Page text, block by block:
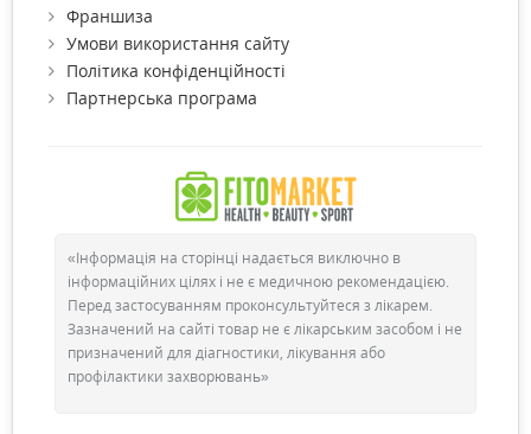
Франшиза
Умови використання сайту
Політика конфіденційності
Партнерська програма
«Інформація на сторінці надається виключно в
інформаційних цілях і не є медичною рекомендацією.
Перед застосуванням проконсультуйтеся з лікарем.
Зазначений на сайті товар не є лікарським засобом і не
призначений для діагностики, лікування або
профілактики захворювань»